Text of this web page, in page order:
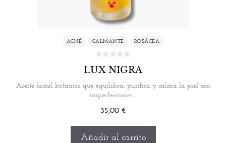
ACNÉ CALMANTE ROSÁCEA
LUX NIGRA
Aceite facial botánico que equilibra, purifica y calma la piel con
imperfecciones…
35,00 €
Añadir al carrito